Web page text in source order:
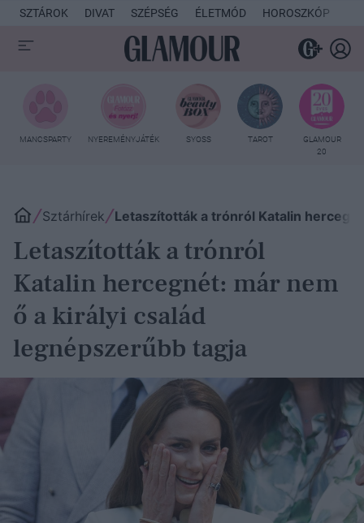
SZTÁROK DIVAT SZÉPSÉG ÉLETMÓD HOROSZKÓP
MANCSPARTY NYEREMÉNYJÁTÉK SYOSS TAROT
GLAMOUR
20
Sztárhírek Letaszították a trónról Katalin
Letaszították a trónról
Katalin hercegnét: már nem
ő a királyi család
legnépszerűbb tagja